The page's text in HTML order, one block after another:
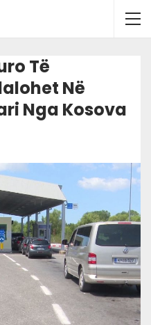
Të
Në
Nga Kosova